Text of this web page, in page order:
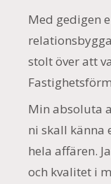
Med gedigen
stolt över att
Min absoluta
ni skall känna
hela affären.
och kvalitet i